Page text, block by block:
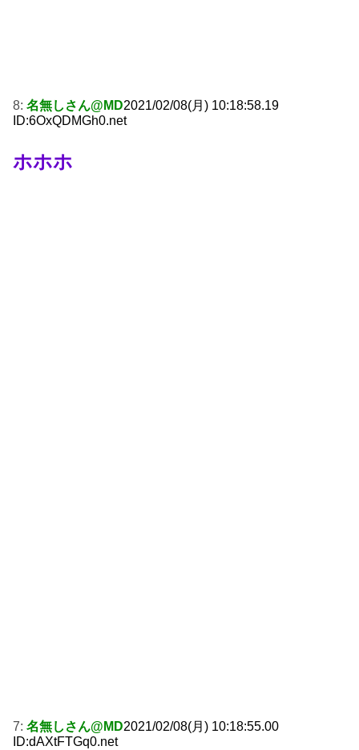
8: 名無しさん@MD2021/02/08(月) 10:18:58.19
ID:6OxQDMGh0.net
ホホホ
7: 名無しさん@MD2021/02/08(月) 10:18:55.00
ID:dAXtFTGq0.net